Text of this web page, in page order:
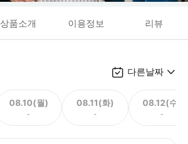
상품소개 이용정보 리뷰
다른날짜
08.10(월)
-
08.11(화)
-
08.12(수)
-